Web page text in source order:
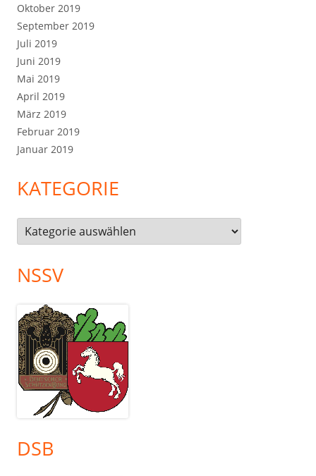
Oktober 2019
September 2019
Juli 2019
Juni 2019
Mai 2019
April 2019
März 2019
Februar 2019
Januar 2019
KATEGORIE
Kategorie
NSSV
DSB